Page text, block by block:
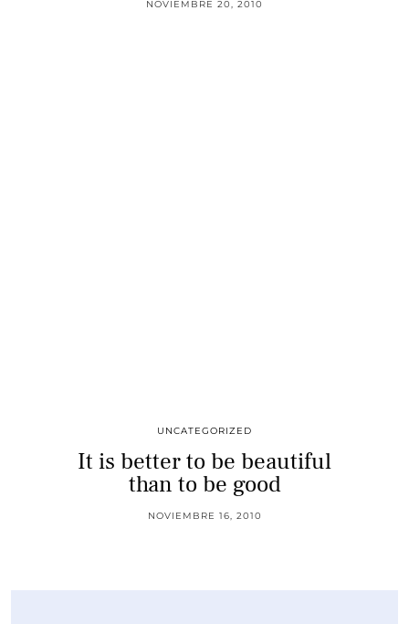
NOVIEMBRE 20, 2010
UNCATEGORIZED
It is better to be beautiful
than to be good
NOVIEMBRE 16, 2010